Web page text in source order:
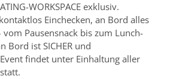
WORKSPACE exklusiv.
Einchecken, an Bord alles
Pausensnack bis zum Lunch-
Bord ist SICHER und
Event findet unter Einhaltung aller